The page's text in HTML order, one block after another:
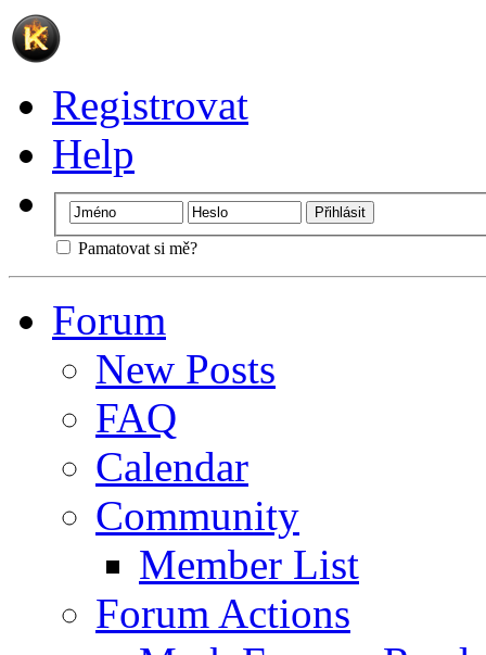
Registrovat
Help
Pamatovat si mě?
Forum
New Posts
FAQ
Calendar
Community
Member List
Forum Actions